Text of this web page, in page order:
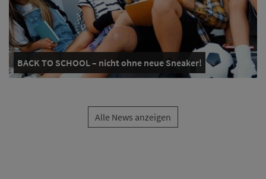
BACK TO SCHOOL – nicht ohne neue Sneaker!
Alle News anzeigen